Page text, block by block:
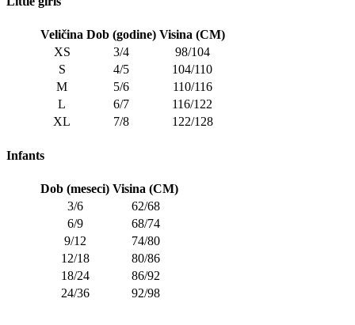
Veličina Dob (godine) Visina (CM)
XS
3/4
98/104
S
4/5
104/110
M
5/6
110/116
L
6/7
116/122
XL
7/8 122/128
Infants
Dob (meseci) Visina (CM)
3/6
62/68
6/9
68/74
9/12
74/80
12/18
80/86
18/24
86/92
24/36
92/98